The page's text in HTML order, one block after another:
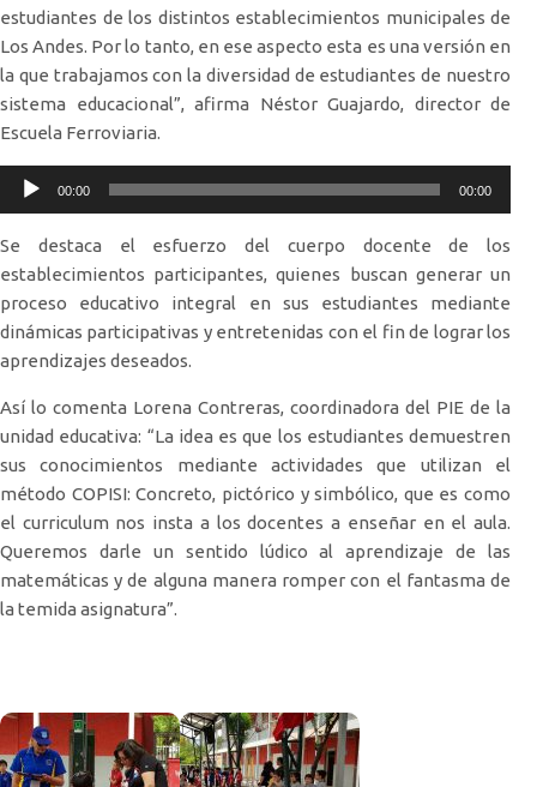
estudiantes de los distintos establecimientos municipales de
Los Andes. Por lo tanto, en ese aspecto esta es una versión en
la que trabajamos con la diversidad de estudiantes de nuestro
sistema educacional”, afirma Néstor Guajardo, director de
Escuela Ferroviaria.
Reproductor
audio
00:00 00:00
Se destaca el esfuerzo del cuerpo docente de los
establecimientos participantes, quienes buscan generar un
proceso educativo integral en sus estudiantes mediante
dinámicas participativas y entretenidas con el fin de lograr los
aprendizajes deseados.
Así lo comenta Lorena Contreras, coordinadora del PIE de la
unidad educativa: “La idea es que los estudiantes demuestren
sus conocimientos mediante actividades que utilizan el
método COPISI: Concreto, pictórico y simbólico, que es como
el curriculum nos insta a los docentes a enseñar en el aula.
Queremos darle un sentido lúdico al aprendizaje de las
matemáticas y de alguna manera romper con el fantasma de
la temida asignatura”.